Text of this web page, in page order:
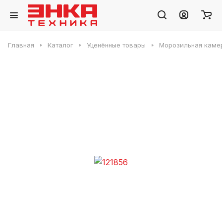
Главная Каталог Уценённые товары Морозильная